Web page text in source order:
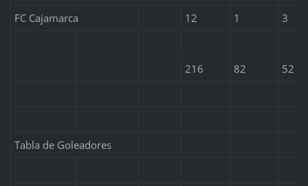
FC Cajamarca 12 1 3
216 82 52
Tabla de Goleadores